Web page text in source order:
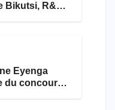
Bikutsi, R&B
Eyenga
du concours